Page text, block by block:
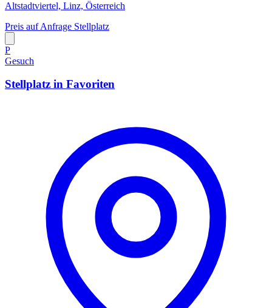
Altstadtviertel, Linz, Österreich
Preis auf Anfrage Stellplatz
P
Gesuch
Stellplatz in Favoriten